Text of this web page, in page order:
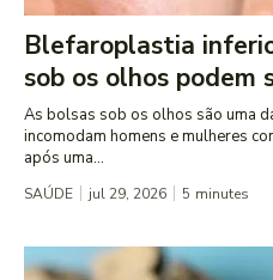
Blefaroplastia
sob os olhos podem
As bolsas sob os olhos são uma
incomodam homens e mulheres
após uma...
SAÚDE jul 29, 2026 5 minutes